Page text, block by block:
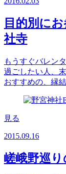
目的別に
社寺
もうすぐバレン
過ごしたい人、
おすすめの、縁
見る
2015.09.16
嵯峨野巡